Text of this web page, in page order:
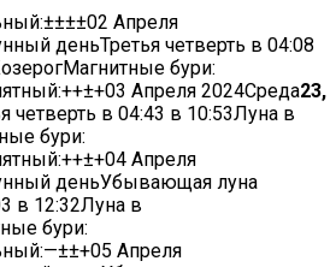
±±±±02 Апреля
деньТретья четверть в 04:08
бури:
++±+03 Апреля 2024Среда23,
четверть в 04:43 в 10:53Луна в
бури:
++±+04 Апреля
деньУбывающая луна
в 12:32Луна в
бури:
—±±+05 Апреля